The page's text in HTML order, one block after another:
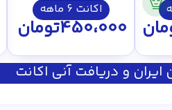
اکانت 6 ماهه
450،000تومان
و دریافت آنی اکانت